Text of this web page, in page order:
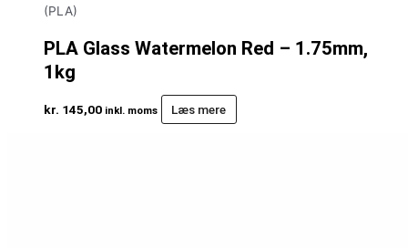
(PLA)
PLA Glass Watermelon Red – 1.75mm,
1kg
kr. 145,00 inkl. moms Læs mere